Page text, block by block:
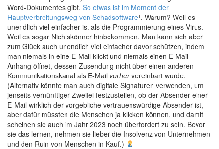
Word-Dokumentes gibt. So etwas ist im Moment der
Hauptverbreitungsweg von Schadsoftware¹. Warum? Weil es
unendlich viel einfacher ist als die Programmierung eines Virus.
Weil es sogar Nichtskönner hinbekommen. Man kann sich aber
zum Glück auch unendlich viel einfacher davor schützen, indem
man niemals in eine E-Mail klickt und niemals einen E-Mail-
Anhang öffnet, dessen Zusendung nicht über einen anderen
Kommunikationskanal als E-Mail vorhervereinbart wurde.
(Alternativ könnte man auch digitale Signaturen verwenden, um
jenseits vernünftiger Zweifel festzustellen, ob der Absender einer
E-Mail wirklich der vorgebliche vertrauenswürdige Absender ist,
aber dafür müssten die Menschen ja klicken können, und damit
scheinen sie auch im Jahr 2023 noch überfordert zu sein. Bevor
sie das lernen, nehmen sie lieber die Insolvenz von Unternehmen
und den Ruin von Menschen in Kauf.)